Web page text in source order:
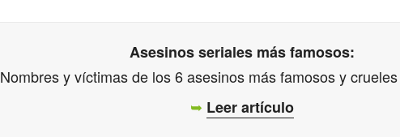
Asesinos seriales más famosos:
Nombres y víctimas de los 6 asesinos más famosos y
➥ Leer artículo